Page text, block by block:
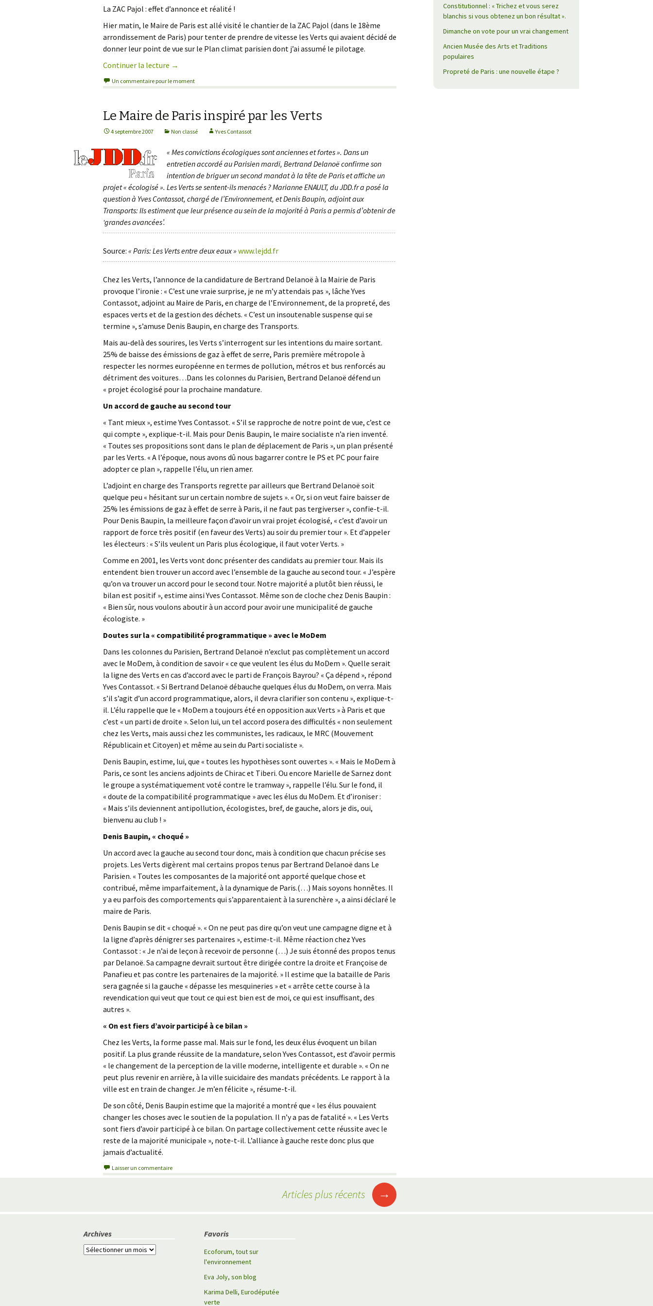
Nature, espace public
La ZAC Pajol : effet d’annonce et réalité !
Hier matin, le Maire de Paris est allé visité le chantier de la ZAC Pajol (dans le 18ème
arrondissement de Paris) pour tenter de prendre de vitesse les Verts qui avaient décidé de
donner leur point de vue sur le Plan climat parisien dont j’ai assumé le pilotage.
Continuer la lecture de
→
Un commentaire pour le moment
Le Maire de Paris inspiré par les Verts
4 septembre 2007 Non classé Yves Contassot
« Mes convictions écologiques sont anciennes et fortes ». Dans un
entretien accordé au Parisien mardi, Bertrand Delanoë confirme son
intention de briguer un second mandat à la tête de Paris et affiche un
projet « écologisé ». Les Verts se sentent-ils menacés ? Marianne ENAULT, du JDD.fr a posé la
question à Yves Contassot, chargé de l’Environnement, et Denis Baupin, adjoint aux
Transports: Ils estiment que leur présence au sein de la majorité à Paris a permis d’obtenir de
‘grandes avancées’.
Source: « Paris: Les Verts entre deux eaux » www.lejdd.fr
Chez les Verts, l’annonce de la candidature de Bertrand Delanoë à la Mairie de Paris
provoque l’ironie : « C’est une vraie surprise, je ne m’y attendais pas », lâche Yves
Contassot, adjoint au Maire de Paris, en charge de l’Environnement, de la propreté, des
espaces verts et de la gestion des déchets. « C’est un insoutenable suspense qui se
termine », s’amuse Denis Baupin, en charge des Transports.
Mais au-delà des sourires, les Verts s’interrogent sur les intentions du maire sortant.
25% de baisse des émissions de gaz à effet de serre, Paris première métropole à
respecter les normes européenne en termes de pollution, métros et bus renforcés au
détriment des voitures…Dans les colonnes du Parisien, Bertrand Delanoë défend un
« projet écologisé pour la prochaine mandature.
Un accord de gauche au second tour
« Tant mieux », estime Yves Contassot. « S’il se rapproche de notre point de vue, c’est ce
qui compte », explique-t-il. Mais pour Denis Baupin, le maire socialiste n’a rien inventé.
« Toutes ses propositions sont dans le plan de déplacement de Paris », un plan présenté
par les Verts. « A l’époque, nous avons dû nous bagarrer contre le PS et PC pour faire
adopter ce plan », rappelle l’élu, un rien amer.
L’adjoint en charge des Transports regrette par ailleurs que Bertrand Delanoë soit
quelque peu « hésitant sur un certain nombre de sujets ». « Or, si on veut faire baisser de
25% les émissions de gaz à effet de serre à Paris, il ne faut pas tergiverser », confie-t-il.
Pour Denis Baupin, la meilleure façon d’avoir un vrai projet écologisé, « c’est d’avoir un
rapport de force très positif (en faveur des Verts) au soir du premier tour ». Et d’appeler
les électeurs : « S’ils veulent un Paris plus écologique, il faut voter Verts. »
Comme en 2001, les Verts vont donc présenter des candidats au premier tour. Mais ils
entendent bien trouver un accord avec l’ensemble de la gauche au second tour. « J’espère
qu’on va trouver un accord pour le second tour. Notre majorité a plutôt bien réussi, le
bilan est positif », estime ainsi Yves Contassot. Même son de cloche chez Denis Baupin :
« Bien sûr, nous voulons aboutir à un accord pour avoir une municipalité de gauche
écologiste. »
Doutes sur la « compatibilité programmatique » avec le MoDem
Dans les colonnes du Parisien, Bertrand Delanoë n’exclut pas complètement un accord
avec le MoDem, à condition de savoir « ce que veulent les élus du MoDem ». Quelle serait
la ligne des Verts en cas d’accord avec le parti de François Bayrou? « Ça dépend », répond
Yves Contassot. « Si Bertrand Delanoë débauche quelques élus du MoDem, on verra. Mais
s’il s’agit d’un accord programmatique, alors, il devra clarifier son contenu », explique-t-
il. L’élu rappelle que le « MoDem a toujours été en opposition aux Verts » à Paris et que
c’est « un parti de droite ». Selon lui, un tel accord posera des difficultés « non seulement
chez les Verts, mais aussi chez les communistes, les radicaux, le MRC (Mouvement
Républicain et Citoyen) et même au sein du Parti socialiste ».
Denis Baupin, estime, lui, que « toutes les hypothèses sont ouvertes ». « Mais le MoDem à
Paris, ce sont les anciens adjoints de Chirac et Tiberi. Ou encore Marielle de Sarnez dont
le groupe a systématiquement voté contre le tramway », rappelle l’élu. Sur le fond, il
« doute de la compatibilité programmatique » avec les élus du MoDem. Et d’ironiser :
« Mais s’ils deviennent antipollution, écologistes, bref, de gauche, alors je dis, oui,
bienvenu au club ! »
Denis Baupin, « choqué »
Un accord avec la gauche au second tour donc, mais à condition que chacun précise ses
projets. Les Verts digèrent mal certains propos tenus par Bertrand Delanoë dans Le
Parisien. « Toutes les composantes de la majorité ont apporté quelque chose et
contribué, même imparfaitement, à la dynamique de Paris.(…) Mais soyons honnêtes. Il
y a eu parfois des comportements qui s’apparentaient à la surenchère », a ainsi déclaré le
maire de Paris.
Denis Baupin se dit « choqué ». « On ne peut pas dire qu’on veut une campagne digne et à
la ligne d’après dénigrer ses partenaires », estime-t-il. Même réaction chez Yves
Contassot : « Je n’ai de leçon à recevoir de personne (…) Je suis étonné des propos tenus
par Delanoë. Sa campagne devrait surtout être dirigée contre la droite et Françoise de
Panafieu et pas contre les partenaires de la majorité. » Il estime que la bataille de Paris
sera gagnée si la gauche « dépasse les mesquineries » et « arrête cette course à la
revendication qui veut que tout ce qui est bien est de moi, ce qui est insuffisant, des
autres ».
« On est fiers d’avoir participé à ce bilan »
Chez les Verts, la forme passe mal. Mais sur le fond, les deux élus évoquent un bilan
positif. La plus grande réussite de la mandature, selon Yves Contassot, est d’avoir permis
« le changement de la perception de la ville moderne, intelligente et durable ». « On ne
peut plus revenir en arrière, à la ville suicidaire des mandats précédents. Le rapport à la
ville est en train de changer. Je m’en félicite », résume-t-il.
De son côté, Denis Baupin estime que la majorité a montré que « les élus pouvaient
changer les choses avec le soutien de la population. Il n’y a pas de fatalité ». « Les Verts
sont fiers d’avoir participé à ce bilan. On partage collectivement cette réussite avec le
reste de la majorité municipale », note-t-il. L’alliance à gauche reste donc plus que
jamais d’actualité.
Laisser un commentaire
Articles plus récents →
Constitutionnel : « Trichez et vous serez
blanchis si vous obtenez un bon résultat ».
Dimanche on vote pour un vrai changement
Ancien Musée des Arts et Traditions
populaires
Propreté de Paris : une nouvelle étape ?
Archives
A
Favoris
Ecoforum, tout sur
l'environnement
Eva Joly, son blog
Karima Delli, Eurodéputée
verte